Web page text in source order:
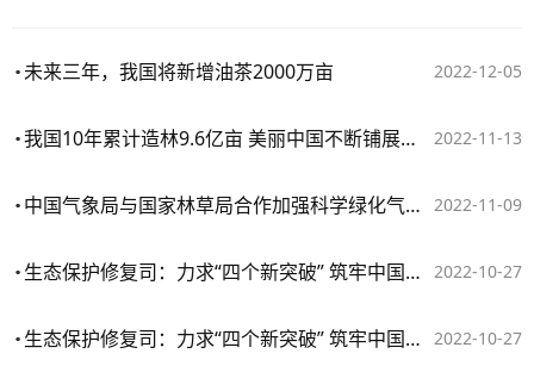
2022-12-05
未来三年，我国将新增油茶2000万亩
2022-11-13
我国10年累计造林9.6亿亩 美丽中国不断铺展崭新画卷
2022-11-09
中国气象局与国家林草局合作加强科学绿化气象服务保障
2022-10-27
生态保护修复司：力求“四个新突破” 筑牢中国式现代化的生态根基
2022-10-27
生态保护修复司：力求“四个新突破” 筑牢中国式现代化的生态根基